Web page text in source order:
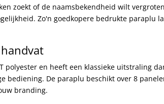
zoekt of de naamsbekendheid wilt
Zo'n goedkopere bedrukte paraplu
polyester en heeft een klassieke uitstraling
bediening. De paraplu beschikt over 8
branding.